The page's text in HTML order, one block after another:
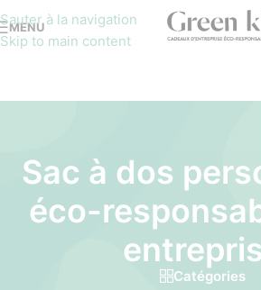
Sauter à la navigation
Skip to main content
MENU
Sac à dos
éco-
Catégories